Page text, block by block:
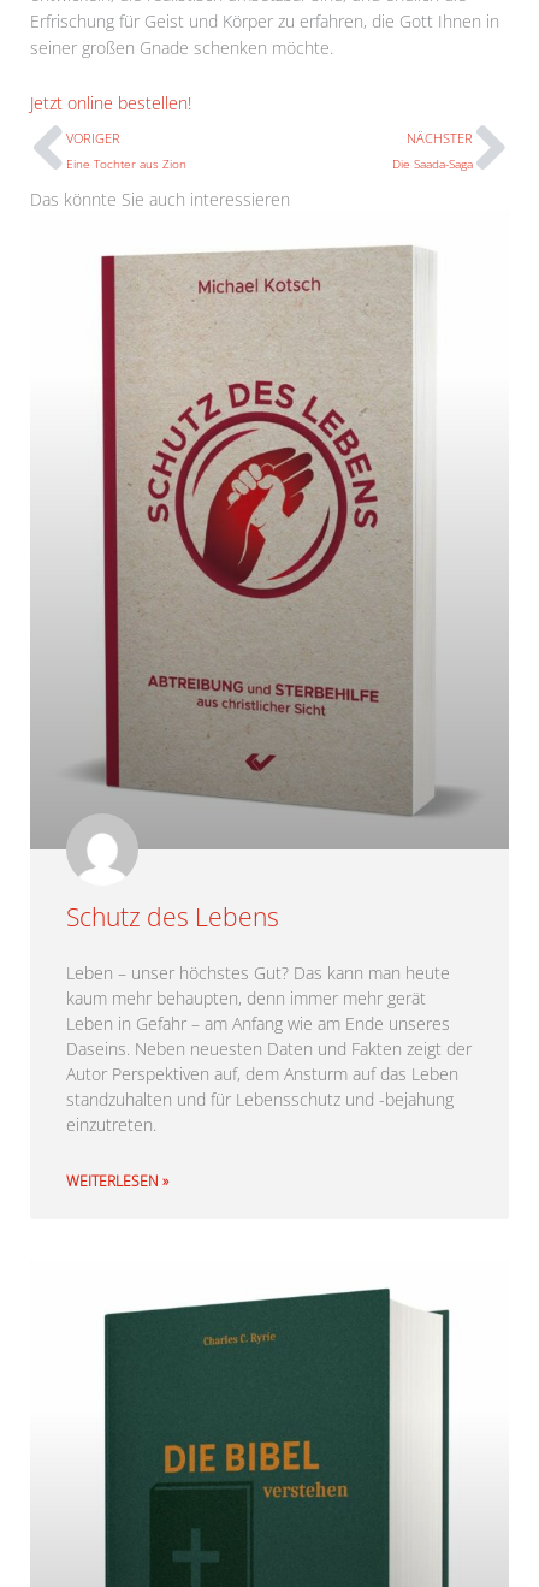
Erfrischung für Geist und Körper zu erfahren, die Gott Ihnen in
seiner großen Gnade schenken möchte.
Jetzt online bestellen!
Prev
VORIGER
Eine Tochter aus Zion
NÄCHSTER
Die Saada-Saga
Das könnte Sie auch interessieren
Schutz des Lebens
Leben – unser höchstes Gut? Das kann man heute
kaum mehr behaupten, denn immer mehr gerät
Leben in Gefahr – am Anfang wie am Ende unseres
Daseins. Neben neuesten Daten und Fakten zeigt der
Autor Perspektiven auf, dem Ansturm auf das Leben
standzuhalten und für Lebensschutz und -bejahung
einzutreten.
WEITERLESEN »